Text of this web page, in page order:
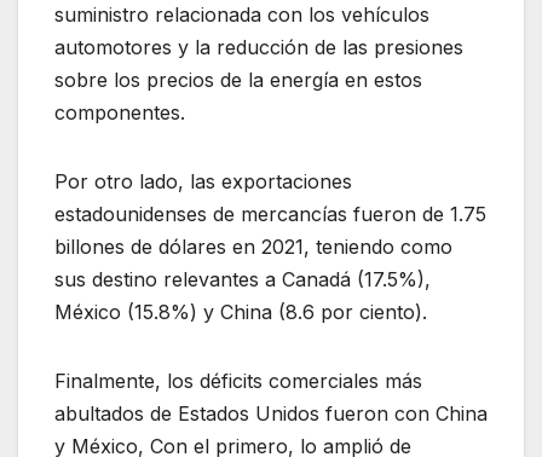
suministro relacionada con los vehículos
automotores y la reducción de las presiones
sobre los precios de la energía en estos
componentes.
Por otro lado, las exportaciones
estadounidenses de mercancías fueron de 1.75
billones de dólares en 2021, teniendo como
sus destino relevantes a Canadá (17.5%),
México (15.8%) y China (8.6 por ciento).
Finalmente, los déficits comerciales más
abultados de Estados Unidos fueron con China
y México, Con el primero, lo amplió de